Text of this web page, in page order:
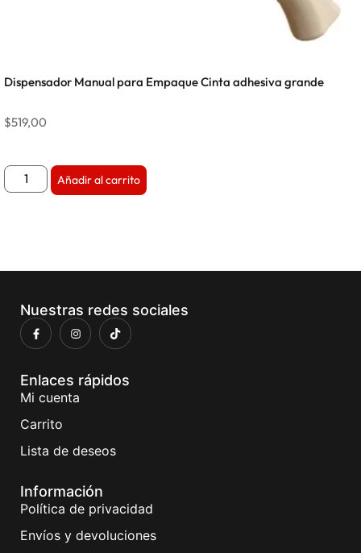
Dispensador Manual para Empaque Cinta adhesiva grande
$519,00
Añadir al carrito
Nuestras redes sociales
Enlaces rápidos
Mi cuenta
Carrito
Lista de deseos
Información
Política de privacidad
Envíos y devoluciones